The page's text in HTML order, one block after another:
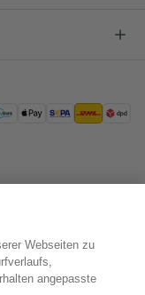
Webseiten zu
angepasste